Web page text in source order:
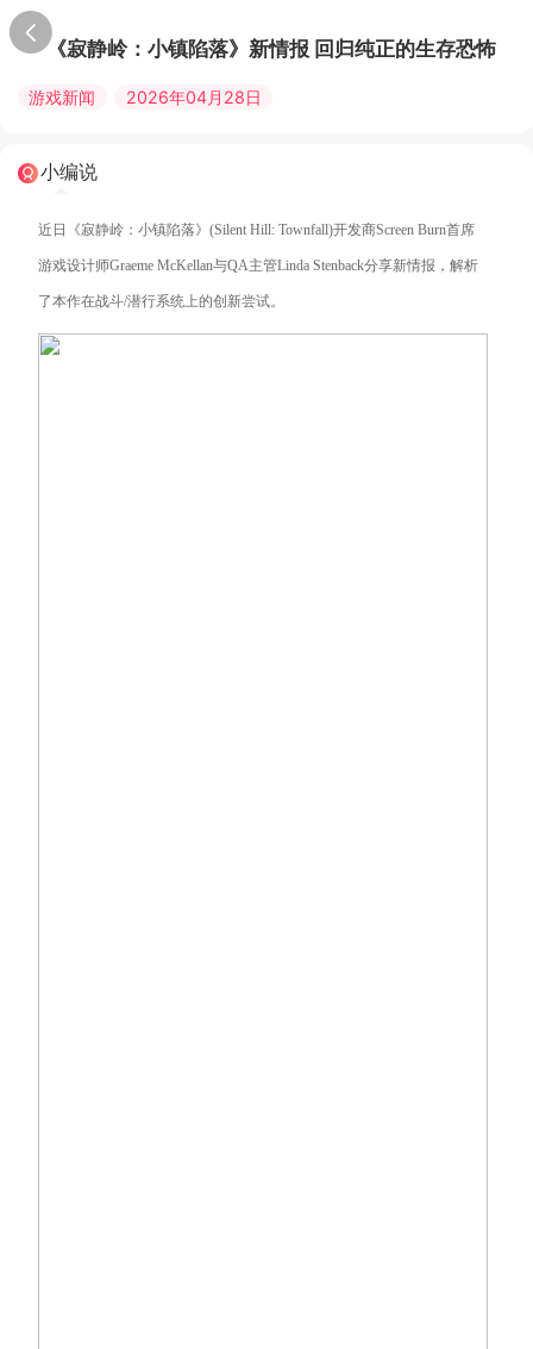
《寂静岭：小镇陷落》新情报 回归纯正的生存恐怖
游戏新闻 2026年04月28日
小编说
近日《寂静岭：小镇陷落》(Silent Hill: Townfall)开发商Screen Burn首席
游戏设计师Graeme McKellan与QA主管Linda Stenback分享新情报，解析
了本作在战斗/潜行系统上的创新尝试。